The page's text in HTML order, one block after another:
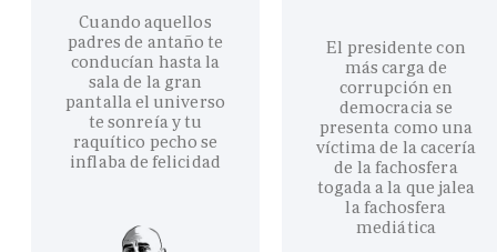
Cuando aquellos
padres de antaño te
conducían hasta la
sala de la gran
pantalla el universo
te sonreía y tu
raquítico pecho se
inflaba de felicidad
El presidente con
más carga de
corrupción en
democracia se
presenta como una
víctima de la cacería
de la fachosfera
togada a la que jalea
la fachosfera
mediática